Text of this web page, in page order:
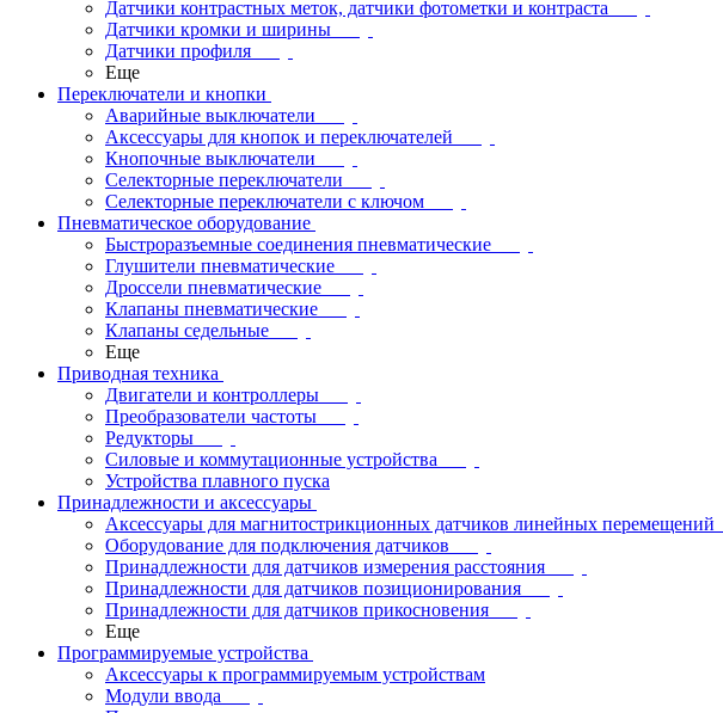
Датчики контрастных меток, датчики фотометки и контраста
Датчики кромки и ширины
Датчики профиля
Еще
Переключатели и кнопки
Аварийные выключатели
Аксессуары для кнопок и переключателей
Кнопочные выключатели
Селекторные переключатели
Селекторные переключатели с ключом
Пневматическое оборудование
Быстроразъемные соединения пневматические
Глушители пневматические
Дроссели пневматические
Клапаны пневматические
Клапаны седельные
Еще
Приводная техника
Двигатели и контроллеры
Преобразователи частоты
Редукторы
Силовые и коммутационные устройства
Устройства плавного пуска
Принадлежности и аксессуары
Аксессуары для магнитострикционных датчиков линейных перемещений
Оборудование для подключения датчиков
Принадлежности для датчиков измерения расстояния
Принадлежности для датчиков позиционирования
Принадлежности для датчиков прикосновения
Еще
Программируемые устройства
Аксессуары к программируемым устройствам
Модули ввода